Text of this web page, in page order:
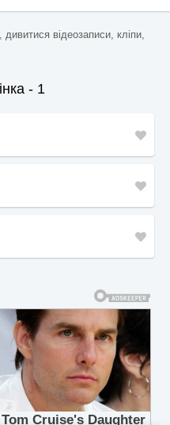
дивитися відеозаписи, кліпи,
- 1